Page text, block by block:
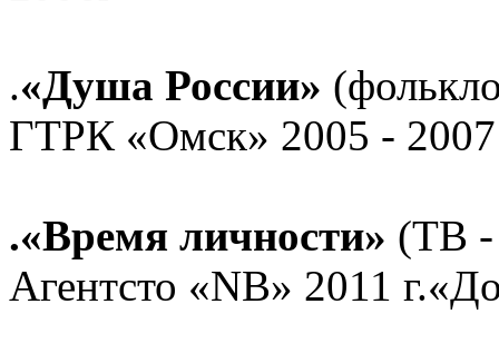
.«Душа России»
ГТРК «Омск» 2005 -
.«Время личности» (ТВ -
Агентсто «NB» 2011